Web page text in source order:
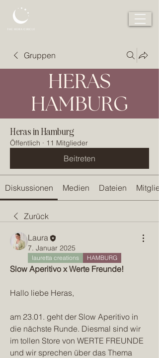
Gruppen
Heras in Hamburg
Öffentlich · 11 Mitglieder
Beitreten
Diskussionen Medien Dateien
Zurück
Laura
7. Januar 2025
lauretta creations HAMBURG
Slow Aperitivo x Werte Freunde!
Hallo liebe Heras,
am 23.01. geht der Slow Aperitivo in
die nächste Runde. Diesmal sind wir
im tollen Store von WERTE FREUNDE
und wir sprechen über das Thema